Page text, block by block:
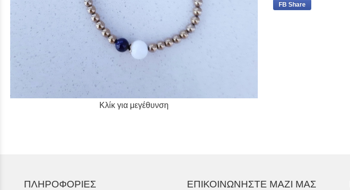
Κλίκ για μεγέθυνση
FB Share
ΠΛΗΡΟΦΟΡΙΕΣ ΕΠΙΚΟΙΝΩΝΗΣΤΕ ΜΑΖΙ ΜΑΣ